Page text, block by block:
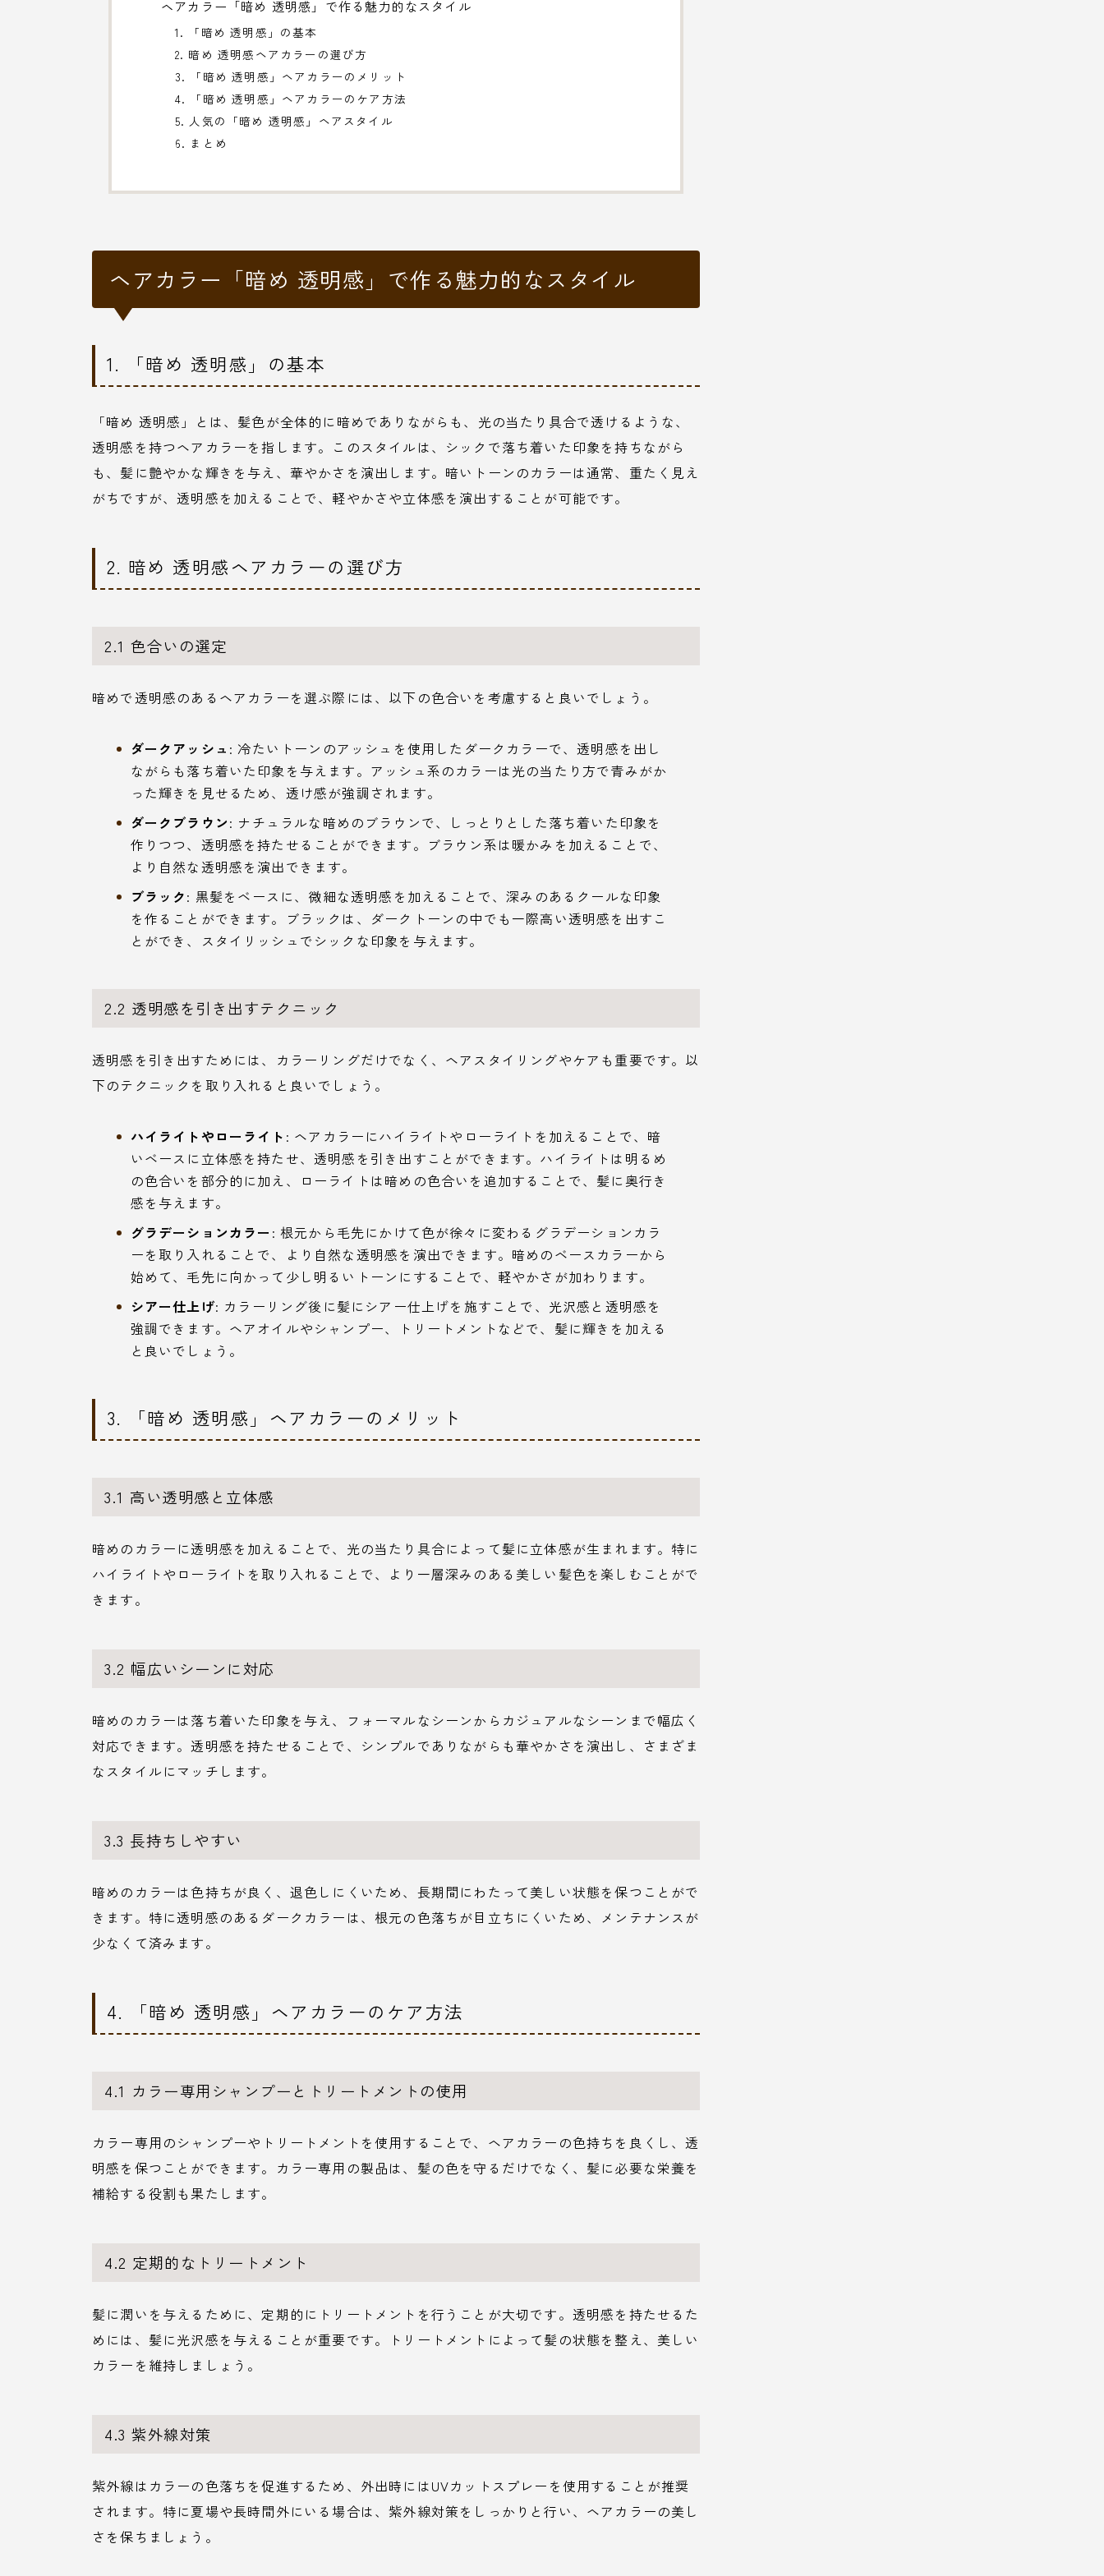
ヘアカラー「暗め 透明感」で作る魅力的なスタイル
1. 「暗め 透明感」の基本
2. 暗め 透明感ヘアカラーの選び方
3. 「暗め 透明感」ヘアカラーのメリット
4. 「暗め 透明感」ヘアカラーのケア方法
5. 人気の「暗め 透明感」ヘアスタイル
6. まとめ
ヘアカラー「暗め 透明感」で作る魅力的なスタイル
1. 「暗め 透明感」の基本
「暗め 透明感」とは、髪色が全体的に暗めでありながらも、光の当たり具合で透けるような、
透明感を持つヘアカラーを指します。このスタイルは、シックで落ち着いた印象を持ちながら
も、髪に艶やかな輝きを与え、華やかさを演出します。暗いトーンのカラーは通常、重たく見え
がちですが、透明感を加えることで、軽やかさや立体感を演出することが可能です。
2. 暗め 透明感ヘアカラーの選び方
2.1 色合いの選定
暗めで透明感のあるヘアカラーを選ぶ際には、以下の色合いを考慮すると良いでしょう。
ダークアッシュ : 冷たいトーンのアッシュを使用したダークカラーで、透明感を出し
ながらも落ち着いた印象を与えます。アッシュ系のカラーは光の当たり方で青みがか
った輝きを見せるため、透け感が強調されます。
ダークブラウン: ナチュラルな暗めのブラウンで、しっとりとした落ち着いた印象を
作りつつ、透明感を持たせることができます。ブラウン系は暖かみを加えることで、
より自然な透明感を演出できます。
ブラック: 黒髪をベースに、微細な透明感を加えることで、深みのあるクールな印象
を作ることができます。ブラックは、ダークトーンの中でも一際高い透明感を出すこ
とができ、スタイリッシュでシックな印象を与えます。
2.2 透明感を引き出すテクニック
透明感を引き出すためには、カラーリングだけでなく、ヘアスタイリングやケアも重要です。以
下のテクニックを取り入れると良いでしょう。
ハイライトやローライト : ヘアカラーにハイライトやローライトを加えることで、暗
いベースに立体感を持たせ、透明感を引き出すことができます。ハイライトは明るめ
の色合いを部分的に加え、ローライトは暗めの色合いを追加することで、髪に奥行き
感を与えます。
グラデーションカラー : 根元から毛先にかけて色が徐々に変わるグラデーションカラ
ーを取り入れることで、より自然な透明感を演出できます。暗めのベースカラーから
始めて、毛先に向かって少し明るいトーンにすることで、軽やかさが加わります。
シアー仕上げ: カラーリング後に髪にシアー仕上げを施すことで、光沢感と透明感を
強調できます。ヘアオイルやシャンプー、トリートメントなどで、髪に輝きを加える
と良いでしょう。
3. 「暗め 透明感」ヘアカラーのメリット
3.1 高い透明感と立体感
暗めのカラーに透明感を加えることで、光の当たり具合によって髪に立体感が生まれます。特に
ハイライトやローライトを取り入れることで、より一層深みのある美しい髪色を楽しむことがで
きます。
3.2 幅広いシーンに対応
暗めのカラーは落ち着いた印象を与え、フォーマルなシーンからカジュアルなシーンまで幅広く
対応できます。透明感を持たせることで、シンプルでありながらも華やかさを演出し、さまざま
なスタイルにマッチします。
3.3 長持ちしやすい
暗めのカラーは色持ちが良く、退色しにくいため、長期間にわたって美しい状態を保つことがで
きます。特に透明感のあるダークカラーは、根元の色落ちが目立ちにくいため、メンテナンスが
少なくて済みます。
4. 「暗め 透明感」ヘアカラーのケア方法
4.1 カラー専用シャンプーとトリートメントの使用
カラー専用のシャンプーやトリートメントを使用することで、ヘアカラーの色持ちを良くし、透
明感を保つことができます。カラー専用の製品は、髪の色を守るだけでなく、髪に必要な栄養を
補給する役割も果たします。
4.2 定期的なトリートメント
髪に潤いを与えるために、定期的にトリートメントを行うことが大切です。透明感を持たせるた
めには、髪に光沢感を与えることが重要です。トリートメントによって髪の状態を整え、美しい
カラーを維持しましょう。
4.3 紫外線対策
紫外線はカラーの色落ちを促進するため、外出時にはUVカットスプレーを使用することが推奨
されます。特に夏場や長時間外にいる場合は、紫外線対策をしっかりと行い、ヘアカラーの美し
さを保ちましょう。